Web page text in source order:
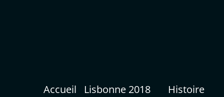
Accueil Lisbonne 2018 Histoire